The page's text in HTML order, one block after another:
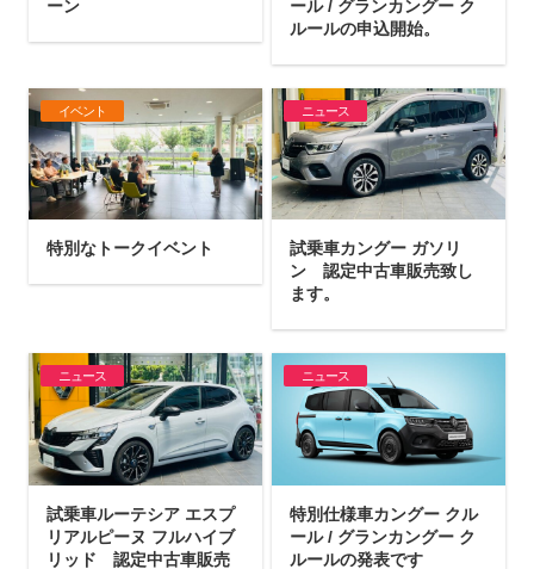
ーン
ール / グランカングー ク
ルールの申込開始。
イベント
特別なトークイベント
ニュース
試乗車カングー ガソリ
ン 認定中古車販売致し
ます。
ニュース
試乗車ルーテシア エスプ
リアルピーヌ フルハイブ
リッド 認定中古車販売
ニュース
特別仕様車カングー クル
ール / グランカングー ク
ルールの発表です